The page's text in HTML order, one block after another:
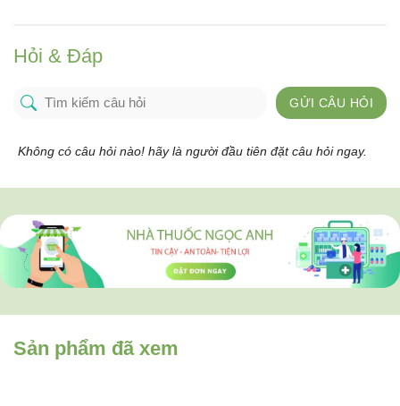
Hỏi & Đáp
GỬI CÂU HỎI
Không có câu hỏi nào! hãy là người đầu tiên đặt câu hỏi ngay.
Sản phẩm đã xem